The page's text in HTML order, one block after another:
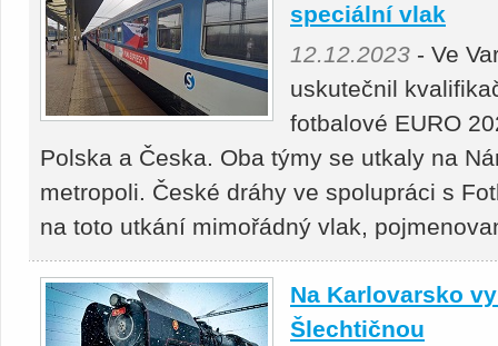
speciální vlak
12.12.2023 - Ve
uskutečnil
fotbalové EURO
Polska a Česka. Oba týmy se utkaly na
metropoli. České dráhy ve spolupráci s
na toto utkání mimořádný vlak,
Na Karlovarsko
Šlechtičnou